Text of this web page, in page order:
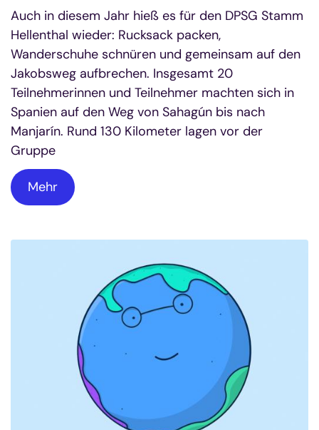
Auch in diesem Jahr hieß es für den DPSG Stamm
Hellenthal wieder: Rucksack packen,
Wanderschuhe schnüren und gemeinsam auf den
Jakobsweg aufbrechen. Insgesamt 20
Teilnehmerinnen und Teilnehmer machten sich in
Spanien auf den Weg von Sahagún bis nach
Manjarín. Rund 130 Kilometer lagen vor der
Gruppe
Mehr